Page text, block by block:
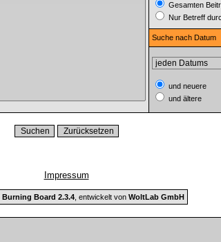
Gesamten
Nur Betreff
Suche nach Datum
und neuere
und ältere
Impressum
Burning Board 2.3.4, entwickelt von WoltLab GmbH